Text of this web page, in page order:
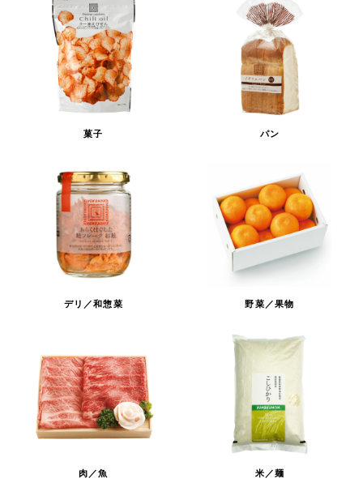
菓子 パン
デリ／和惣菜 野菜／果物
肉／魚 米／麺